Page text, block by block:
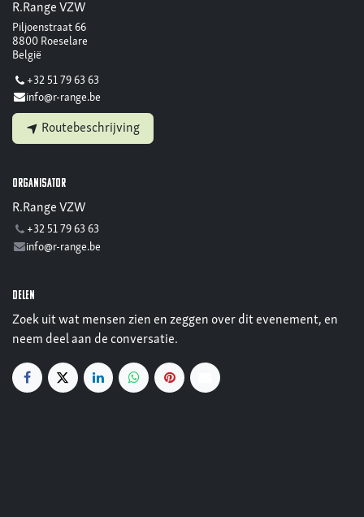
R.Range VZW
Piljoenstraat 66
8800 Roeselare
België
+32 51 79 63 63
info@r-range.be
Routebeschrijving
Organisator
R.Range VZW
+32 51 79 63 63
info@r-range.be
Delen
Zoek uit wat mensen zien en zeggen over dit evenement, en
neem deel aan de conversatie.